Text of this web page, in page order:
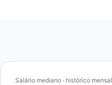
Salário mediano · histórico mensal